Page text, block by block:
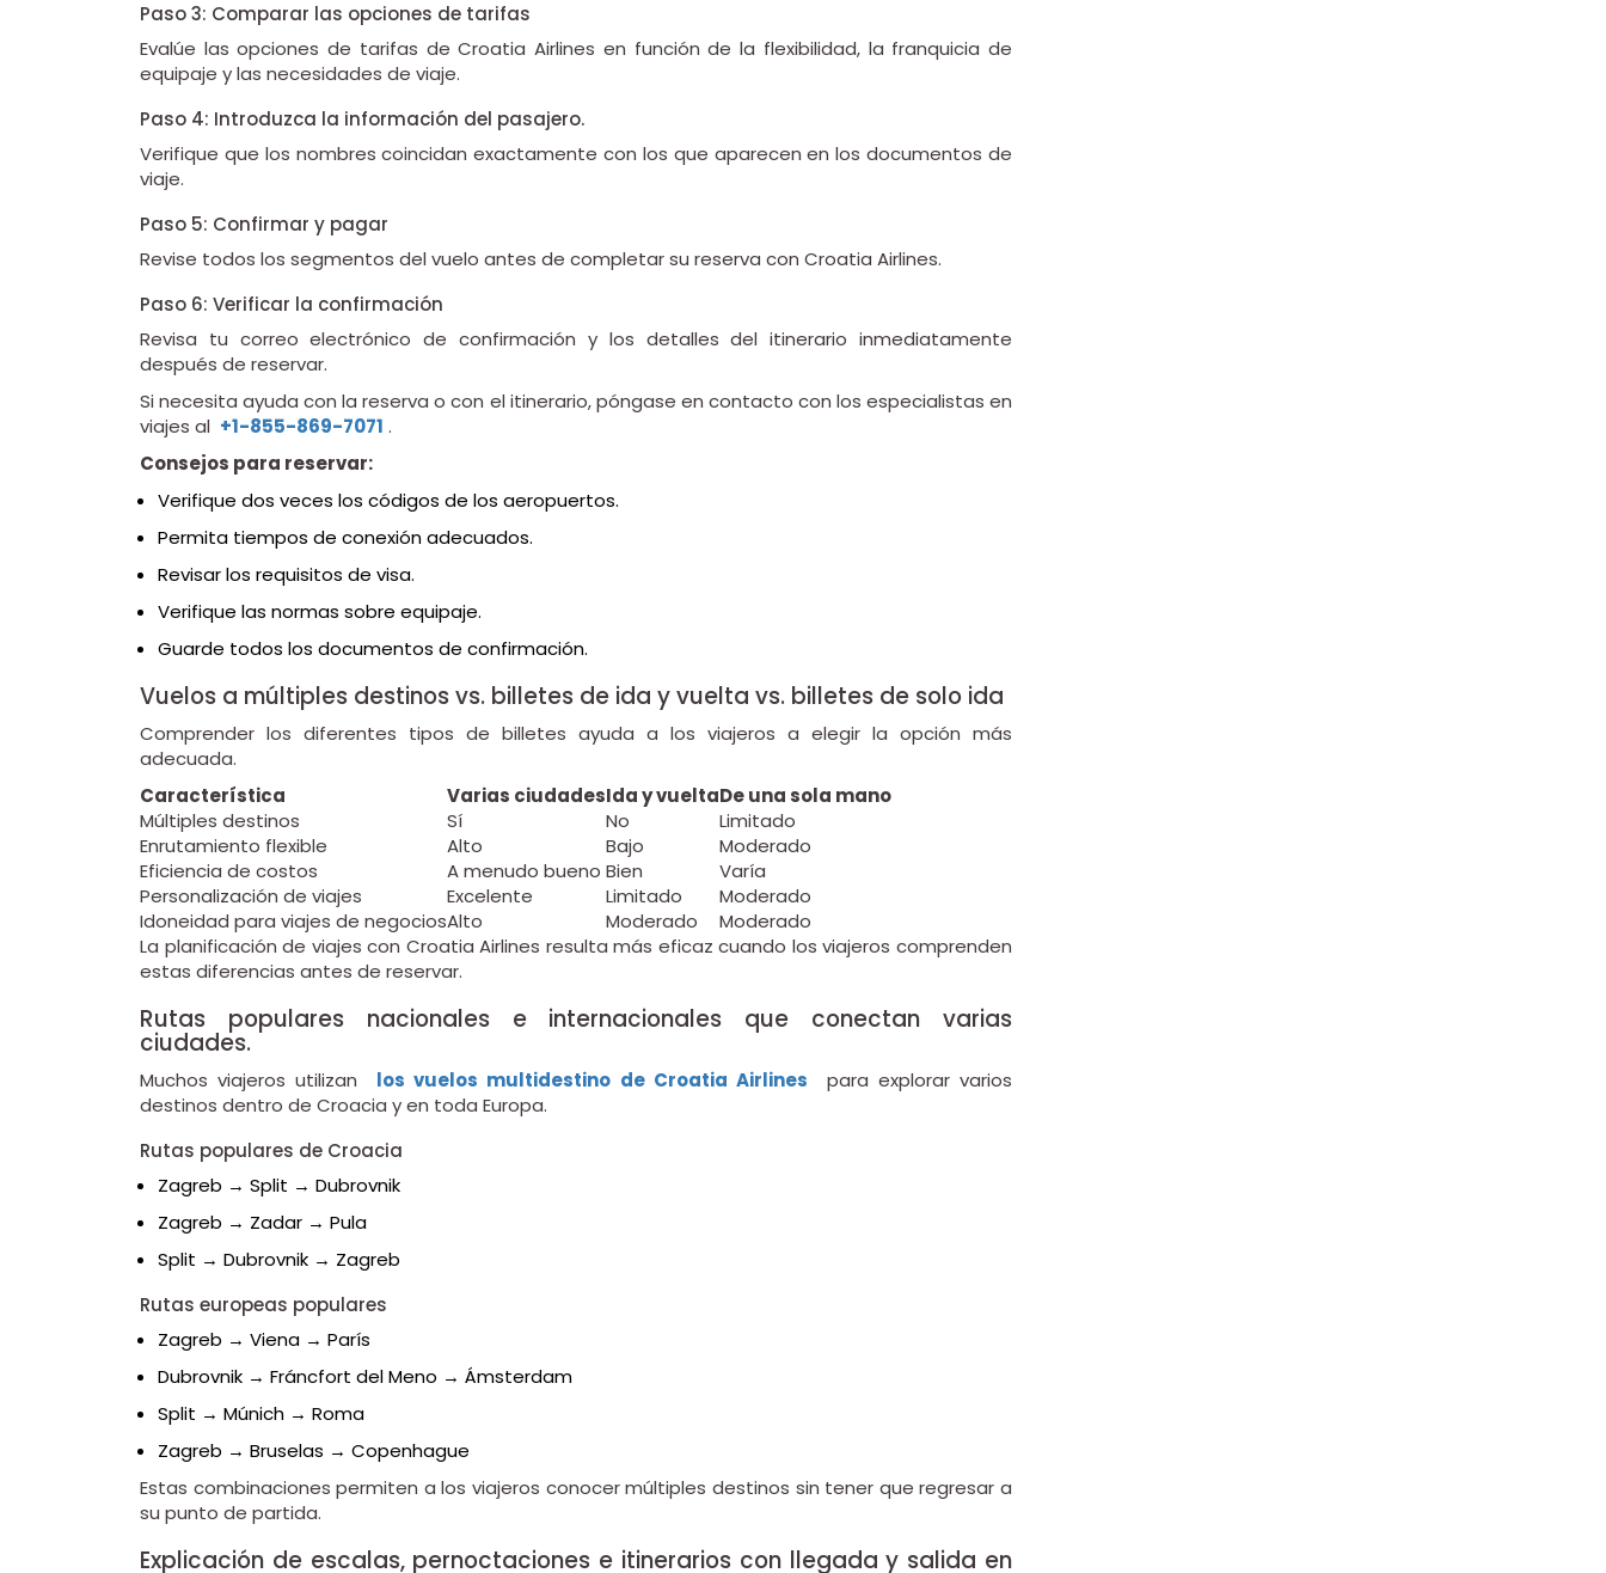
Paso 3: Comparar las opciones de tarifas
Evalúe las opciones de tarifas de Croatia Airlines en función de la flexibilidad, la franquicia de
equipaje y las necesidades de viaje.
Paso 4: Introduzca la información del pasajero.
Verifique que los nombres coincidan exactamente con los que aparecen en los documentos de
viaje.
Paso 5: Confirmar y pagar
Revise todos los segmentos del vuelo antes de completar su reserva con Croatia Airlines.
Paso 6: Verificar la confirmación
Revisa tu correo electrónico de confirmación y los detalles del itinerario inmediatamente
después de reservar.
Si necesita ayuda con la reserva o con el itinerario, póngase en contacto con los especialistas en
viajes al +1-855-869-7071 .
Consejos para reservar:
Verifique dos veces los códigos de los aeropuertos.
Permita tiempos de conexión adecuados.
Revisar los requisitos de visa.
Verifique las normas sobre equipaje.
Guarde todos los documentos de confirmación.
Vuelos a múltiples destinos vs. billetes de ida y vuelta vs. billetes de solo ida
Comprender los diferentes tipos de billetes ayuda a los viajeros a elegir la opción más
adecuada.
Característica
Varias ciudadesIda y vueltaDe una sola mano
Múltiples destinos
Sí No
Limitado
Enrutamiento flexible
Alto Bajo
Moderado
Eficiencia de costos
A menudo bueno Bien
Varía
Personalización de viajes
Excelente Limitado
Moderado
Idoneidad para viajes de negociosAlto Moderado
Moderado
La planificación de viajes con Croatia Airlines resulta más eficaz cuando los viajeros comprenden
estas diferencias antes de reservar.
Rutas populares nacionales e internacionales que conectan varias
ciudades.
Muchos viajeros utilizan los vuelos multidestino de Croatia Airlines para explorar varios
destinos dentro de Croacia y en toda Europa.
Rutas populares de Croacia
Zagreb → Split → Dubrovnik
Zagreb → Zadar → Pula
Split → Dubrovnik → Zagreb
Rutas europeas populares
Zagreb → Viena → París
Dubrovnik → Fráncfort del Meno → Ámsterdam
Split → Múnich → Roma
Zagreb → Bruselas → Copenhague
Estas combinaciones permiten a los viajeros conocer múltiples destinos sin tener que regresar a
su punto de partida.
Explicación de escalas, pernoctaciones e itinerarios con llegada y salida en